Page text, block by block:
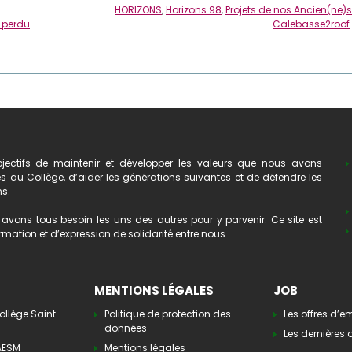
HORIZONS,Horizons 98,Projets de nos Ancien(ne)s
Calebasse2roof
de maintenir et développer les valeurs que nous avons
au Collège, d’aider les générations suivantes et de défendre les
tous besoin les uns des autres pour y parvenir. Ce site est
et d’expression de solidarité entre nous.
Saint-
MENTIONS LÉGALES
Politique de protection des
données
Mentions légales
JOB
Les offres
Les dernières